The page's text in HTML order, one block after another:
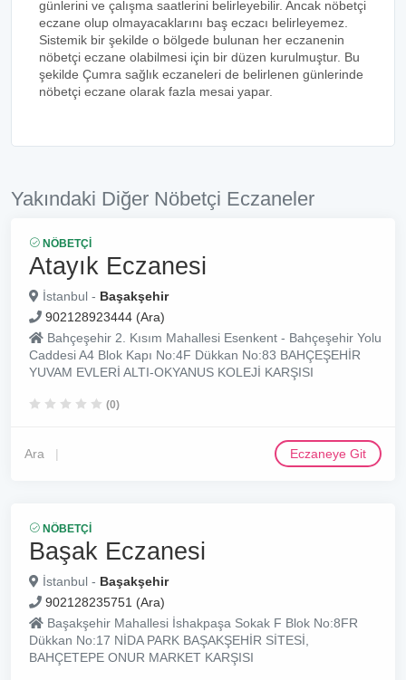
günlerini ve çalışma saatlerini belirleyebilir. Ancak nöbetçi
eczane olup olmayacaklarını baş eczacı belirleyemez.
Sistemik bir şekilde o bölgede bulunan her eczanenin
nöbetçi eczane olabilmesi için bir düzen kurulmuştur. Bu
şekilde Çumra sağlık eczaneleri de belirlenen günlerinde
nöbetçi eczane olarak fazla mesai yapar.
Yakındaki Diğer Nöbetçi Eczaneler
NÖBETÇI
Atayık Eczanesi
İstanbul - Başakşehir
902128923444 (Ara)
Bahçeşehir 2. Kısım Mahallesi Esenkent - Bahçeşehir Yolu
Caddesi A4 Blok Kapı No:4F Dükkan No:83 BAHÇEŞEHİR
YUVAM EVLERİ ALTI-OKYANUS KOLEJİ KARŞISI
(0)
Ara Eczaneye Git
NÖBETÇI
Başak Eczanesi
İstanbul - Başakşehir
902128235751 (Ara)
Başakşehir Mahallesi İshakpaşa Sokak F Blok No:8FR
Dükkan No:17 NİDA PARK BAŞAKŞEHİR SİTESİ,
BAHÇETEPE ONUR MARKET KARŞISI